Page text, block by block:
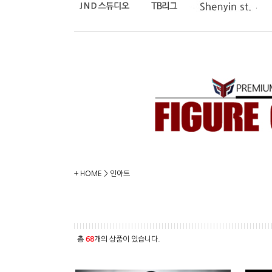
+ HOME > 인아트
총 68개의 상품이 있습니다.